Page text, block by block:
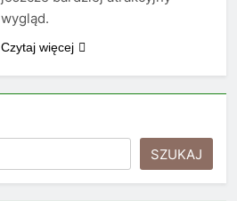
wygląd.
Czytaj więcej
SZUKAJ